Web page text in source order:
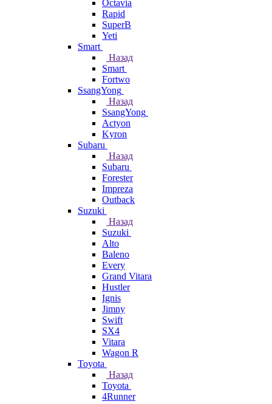
Octavia
Rapid
SuperB
Yeti
Smart
Назад
Smart
Fortwo
SsangYong
Назад
SsangYong
Actyon
Kyron
Subaru
Назад
Subaru
Forester
Impreza
Outback
Suzuki
Назад
Suzuki
Alto
Baleno
Every
Grand Vitara
Hustler
Ignis
Jimny
Swift
SX4
Vitara
Wagon R
Toyota
Назад
Toyota
4Runner